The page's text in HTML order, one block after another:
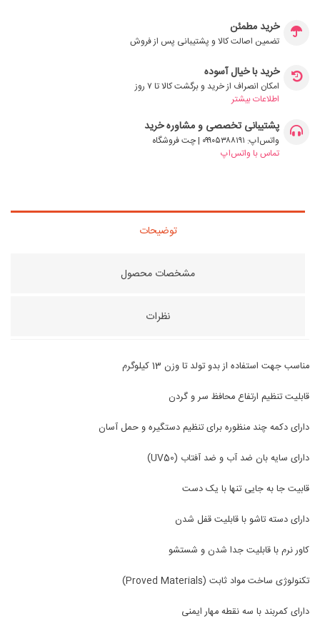
خرید مطمئن
تضمین اصالت کالا و پشتیبانی پس از فروش
خرید با خیال آسوده
امکان انصراف از خرید و برگشت کالا تا ۷ روز
اطلاعات بیشتر
پشتیبانی تخصصی و مشاوره خرید
واتس‌اپ: ۰۹۹۰۵۳۸۸۱۹۱ | چت فروشگاه
تماس با واتس‌اپ
توضیحات
مشخصات محصول
نظرات
مناسب جهت استفاده از بدو تولد تا وزن 13 کیلوگرم
قابلیت تنظیم ارتفاع محافظ سر و گردن
دارای دکمه چند منظوره برای تنظیم دستگیره و حمل آسان
دارای سایه بان ضد آب و ضد آفتاب (UV50)
قابیت جا به جایی تنها با یک دست
دارای دسته تاشو با قابلیت قفل شدن
کاور نرم با قابلیت جدا شدن و شستشو
تکنولوژی ساخت مواد ثابت (Proved Materials)
دارای کمربند با سه نقطه مهار ایمنی